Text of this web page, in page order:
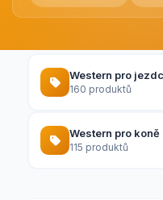
Western pro
160 produktů
Western pro koně
115 produktů